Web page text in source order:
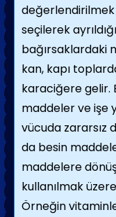
seçilerek
bağırsaklardaki
kan, kapı
karaciğere gelir.
maddeler ve işe
vücuda za­rarsız
da besin
maddelere
kullanılmak
Örneğin